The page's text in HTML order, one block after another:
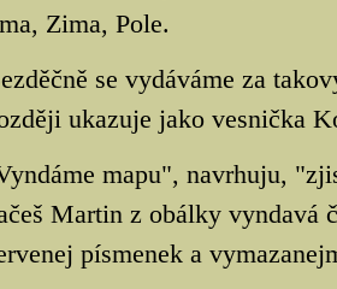
Zima, Pole.
se vydáváme za
ukazuje jako vesnička
mapu", navrhuju,
Martin z obálky vyndavá
písmenek a